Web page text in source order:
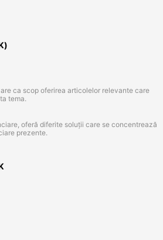
ca scop oferirea articolelor relevante care
tema.
oferă diferite soluții care se concentrează
prezente.